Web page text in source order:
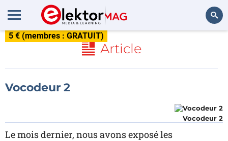
5 € (membres : GRATUIT)
Article
Vocodeur 2
Vocodeur 2
Le mois dernier, nous avons exposé les